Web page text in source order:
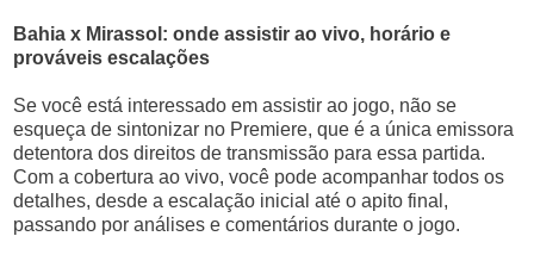
Bahia x Mirassol: onde assistir ao vivo, horário e
prováveis escalações
Se você está interessado em assistir ao jogo, não se
esqueça de sintonizar no Premiere, que é a única emissora
detentora dos direitos de transmissão para essa partida.
Com a cobertura ao vivo, você pode acompanhar todos os
detalhes, desde a escalação inicial até o apito final,
passando por análises e comentários durante o jogo.